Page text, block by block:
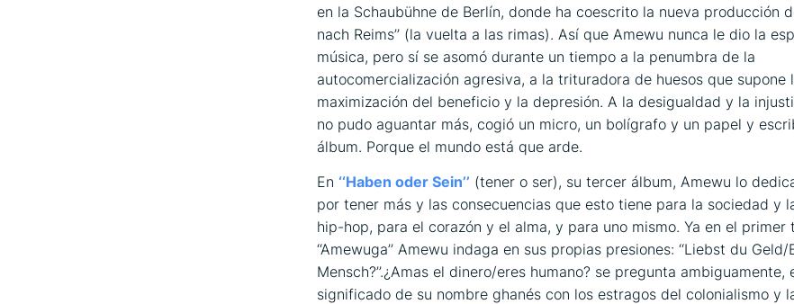
en la Schaubühne de Berlín, donde ha coescrito la nueva producción
nach Reims’’ (la vuelta a las rimas). Así que Amewu nunca le dio la
música, pero sí se asomó durante un tiempo a la penumbra de la
autocomercialización agresiva, a la trituradora de huesos que supone
maximización del beneficio y la depresión. A la desigualdad y la
no pudo aguantar más, cogió un micro, un bolígrafo y un papel y
álbum. Porque el mundo está que arde.
En ‘‘Haben oder Sein’’ (tener o ser), su tercer álbum, Amewu lo
por tener más y las consecuencias que esto tiene para la sociedad y
hip-hop, para el corazón y el alma, y para uno mismo. Ya en el primer
‘‘Amewuga’’ Amewu indaga en sus propias presiones: ‘‘Liebst du Geld/
Mensch?’’.¿Amas el dinero/eres humano? se pregunta ambiguamente,
significado de su nombre ghanés con los estragos del colonialismo y